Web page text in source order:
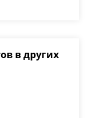
в других